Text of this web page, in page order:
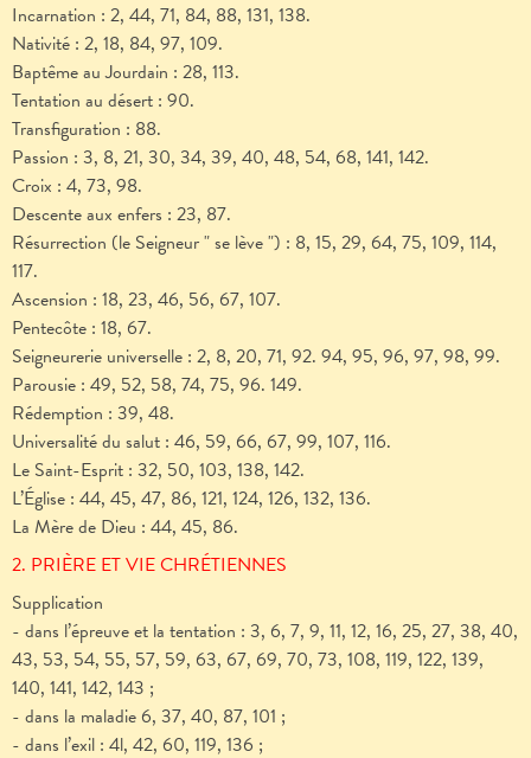
Incarnation : 2, 44, 71, 84, 88, 131, 138.
Nativité : 2, 18, 84, 97, 109.
Baptême au Jourdain : 28, 113.
Tentation au désert : 90.
Transfiguration : 88.
Passion : 3, 8, 21, 30, 34, 39, 40, 48, 54, 68, 141, 142.
Croix : 4, 73, 98.
Descente aux enfers : 23, 87.
Résurrection (le Seigneur " se lève ") : 8, 15, 29, 64, 75, 109, 114,
117.
Ascension : 18, 23, 46, 56, 67, 107.
Pentecôte : 18, 67.
Seigneurerie universelle : 2, 8, 20, 71, 92. 94, 95, 96, 97, 98, 99.
Parousie : 49, 52, 58, 74, 75, 96. 149.
Rédemption : 39, 48.
Universalité du salut : 46, 59, 66, 67, 99, 107, 116.
Le Saint-Esprit : 32, 50, 103, 138, 142.
L’Église : 44, 45, 47, 86, 121, 124, 126, 132, 136.
La Mère de Dieu : 44, 45, 86.
2. PRIÈRE ET VIE CHRÉTIENNES
Supplication
- dans l’épreuve et la tentation : 3, 6, 7, 9, 11, 12, 16, 25, 27, 38, 40,
43, 53, 54, 55, 57, 59, 63, 67, 69, 70, 73, 108, 119, 122, 139,
140, 141, 142, 143 ;
- dans la maladie 6, 37, 40, 87, 101 ;
- dans l’exil : 4l, 42, 60, 119, 136 ;